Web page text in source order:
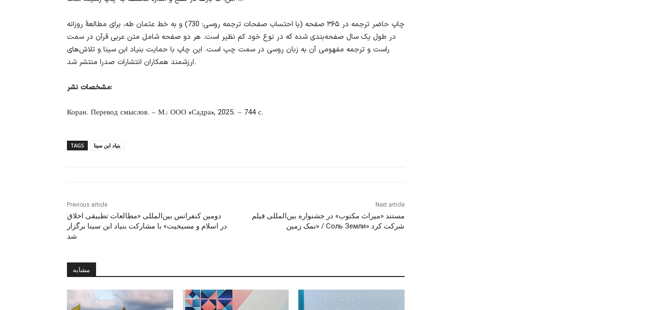
چاپ حاضر ترجمه در ۳۶۵ صفحه (با احتساب صفحات ترجمه روسی: 730) و به خط عثمان طه، برای مطالعۀ روزانه
در طول یک سال صفحه‌بندی شده که در نوع خود کم نظیر است. هر دو صفحه شامل متن عربی قرآن در سمت
راست و ترجمه مفهومی آن به زبان روسی در سمت چپ است. این چاپ با حمایت بنیاد ابن سینا و ‌تلاش‌های
ارزشمند همکاران انتشارات صدرا منتشر شد.
مشخصات نشر:
Коран. Перевод смыслов. – М.: ООО «Садра», 2025. – 744 с.
TAGS بنیاد ابن سینا
Previous article
دومین کنفرانس بین‌المللی «مطالعات تطبیقی اخلاق
در اسلام و مسیحیت» با مشارکت بنیاد ابن سینا برگزار
شد
Next article
مستند «میراث مکتوب» در جشنواره بین‌المللی فیلم
«نمک زمین / Соль Земли» شرکت کرد
مشابه